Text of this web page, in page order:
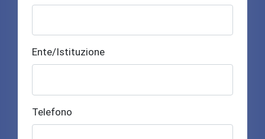
Ente/Istituzione
Telefono